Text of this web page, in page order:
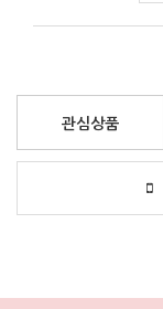
관심상품